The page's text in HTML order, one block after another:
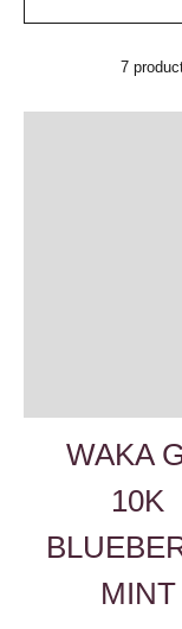
7
WAKA
10K
MINT